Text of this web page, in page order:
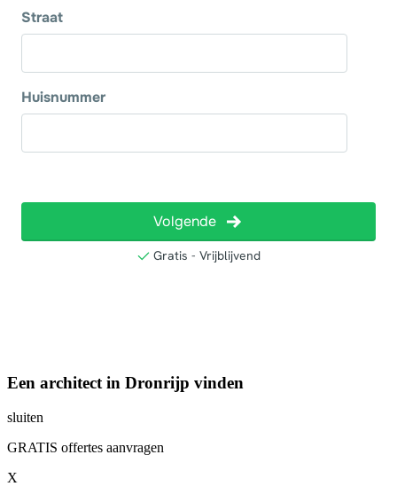
Een architect in Dronrijp vinden
sluiten
GRATIS offertes aanvragen
X